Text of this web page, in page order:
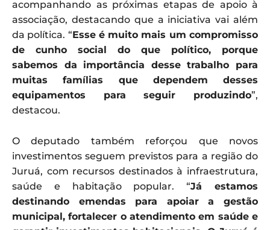
acompanhando as próximas etapas de apoio à
associação, destacando que a iniciativa vai além
da política. “Esse é muito mais um compromisso
de cunho social do que político, porque
sabemos da importância desse trabalho para
muitas famílias que dependem desses
equipamentos para seguir produzindo”,
destacou.
O deputado também reforçou que novos
investimentos seguem previstos para a região do
Juruá, com recursos destinados à infraestrutura,
saúde e habitação popular. “Já estamos
destinando emendas para apoiar a gestão
municipal, fortalecer o atendimento em saúde e